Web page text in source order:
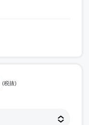
(税抜)